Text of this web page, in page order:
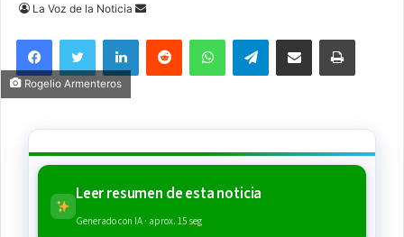
La Voz de la Noticia
Send
email
FacebookTwitter LinkedInReddit WhatsAppTelegramCompartir via Email Imprimi
Rogelio Armenteros
Leer resumen de esta noticia
Generado con IA · aprox. 15 seg